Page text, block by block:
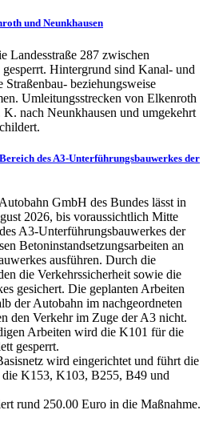
und Neunkhausen
Landesstraße 287 zwischen
Hintergrund sind Kanal- und
Straßenbau- beziehungsweise
Umleitungsstrecken von Elkenroth
nach Neunkhausen und umgekehrt
des A3-Unterführungsbauwerkes der
GmbH des Bundes lässt in
2026, bis voraussichtlich Mitte
A3-Unterführungsbauwerkes der
Betoninstandsetzungsarbeiten an
ausführen. Durch die
die Verkehrssicherheit sowie die
gesichert. Die geplanten Arbeiten
der Autobahn im nachgeordneten
den Verkehr im Zuge der A3 nicht.
Arbeiten wird die K101 für die
gesperrt.
wird eingerichtet und führt die
die K153, K103, B255, B49 und
rund 250.00 Euro in die Maßnahme.